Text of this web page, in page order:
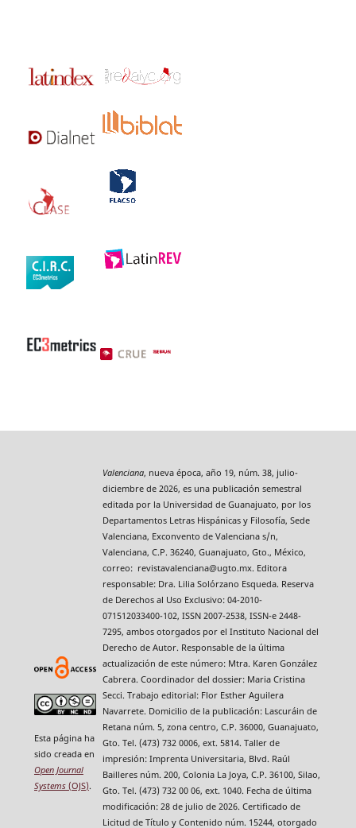
Esta página ha
sido creada en
Open Journal
Systems(OJS).
Valenciana, nueva época, año 19, núm. 38, julio-
diciembre de 2026, es una publicación semestral
editada por la Universidad de Guanajuato, por los
Departamentos Letras Hispánicas y Filosofía, Sede
Valenciana, Exconvento de Valenciana s/n,
Valenciana, C.P. 36240, Guanajuato, Gto., México,
correo: revistavalenciana@ugto.mx. Editora
responsable: Dra. Lilia Solórzano Esqueda. Reserva
de Derechos al Uso Exclusivo: 04-2010-
071512033400-102, ISSN 2007-2538, ISSN-e 2448-
7295, ambos otorgados por el Instituto Nacional del
Derecho de Autor. Responsable de la última
actualización de este número: Mtra. Karen González
Cabrera. Coordinador del dossier: Maria Cristina
Secci. Trabajo editorial: Flor Esther Aguilera
Navarrete. Domicilio de la publicación: Lascuráin de
Retana núm. 5, zona centro, C.P. 36000, Guanajuato,
Gto. Tel. (473) 732 0006, ext. 5814. Taller de
impresión: Imprenta Universitaria, Blvd. Raúl
Bailleres núm. 200, Colonia La Joya, C.P. 36100, Silao,
Gto. Tel. (473) 732 00 06, ext. 1040. Fecha de última
modificación: 28 de julio de 2026. Certificado de
Licitud de Título y Contenido núm. 15244, otorgado